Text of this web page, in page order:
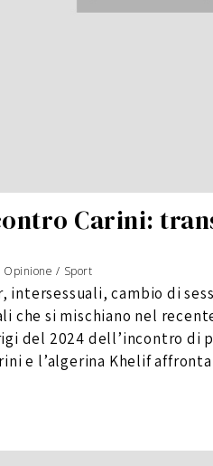
Carini:
Opinione / Sport
intersessuali, cambio di
che si mischiano nel
del 2024 dell’incontro di
e l’algerina Khelif